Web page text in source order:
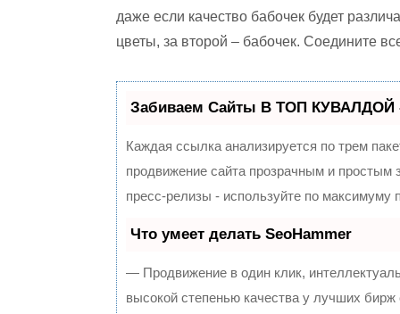
даже если качество бабочек будет
цветы, за второй – бабочек. Соедините
Забиваем Сайты В ТОП КУВАЛДОЙ -
Каждая ссылка анализируется по трем
продвижение сайта прозрачным и
пресс-релизы - используйте по
Что умеет делать SeoHammer
— Продвижение в один клик,
высокой степенью качества у лучших бирж